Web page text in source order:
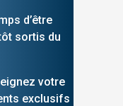
d’être
sortis du
votre
exclusifs